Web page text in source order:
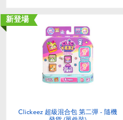
任天堂 Switch
電池
新登場
Clickeez 超級混合包 第二彈 - 隨機